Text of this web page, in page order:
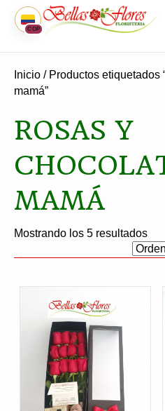
COP
Inicio / Productos etiquetados
mamá”
ROSAS Y
MAMÁ
Mostrando los 5 resultados
por